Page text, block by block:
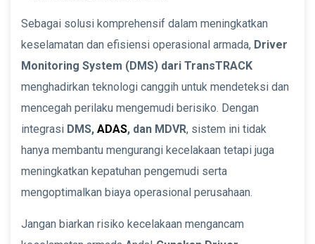
Sebagai solusi komprehensif dalam meningkatkan
keselamatan dan efisiensi operasional armada, Driver
Monitoring System (DMS) dari TransTRACK
menghadirkan teknologi canggih untuk mendeteksi dan
mencegah perilaku mengemudi berisiko. Dengan
integrasi DMS, ADAS, dan MDVR, sistem ini tidak
hanya membantu mengurangi kecelakaan tetapi juga
meningkatkan kepatuhan pengemudi serta
mengoptimalkan biaya operasional perusahaan.
Jangan biarkan risiko kecelakaan mengancam